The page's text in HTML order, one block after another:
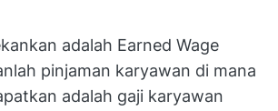
adalah Earned Wage
pinjaman karyawan di mana
adalah gaji karyawan